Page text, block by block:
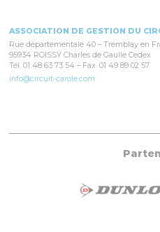
ASSOCIATION DE GESTION DU
Rue départementale 40 – Tremblay en
95934 ROISSY Charles de Gaulle Cedex
Tél. 01 48 63 73 54 – Fax. 01 49 89 02 57
info@circuit-carole.com